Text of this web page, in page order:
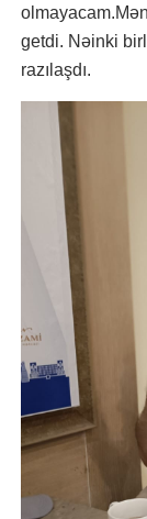
getdi. Nəinki
razılaşdı.